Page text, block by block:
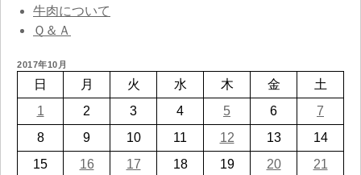
牛肉について
Ｑ＆Ａ
2017年10月
日 月 火 水 木 金
土
1
2 3 4 5 6
7
8
9 10 11 12 13
14
15
16 17 18 19 20
21